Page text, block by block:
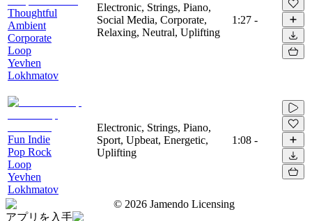
Thoughtful
Ambient
Corporate
Loop
Yevhen
Lokhmatov
Electronic, Strings, Piano,
Social Media, Corporate,
Relaxing, Neutral, Uplifting
1:27 -
Fun Indie
Pop Rock
Loop
Yevhen
Lokhmatov
Electronic, Strings, Piano,
Sport, Upbeat, Energetic,
Uplifting
1:08 -
© 2026 Jamendo Licensing
アプリを入手